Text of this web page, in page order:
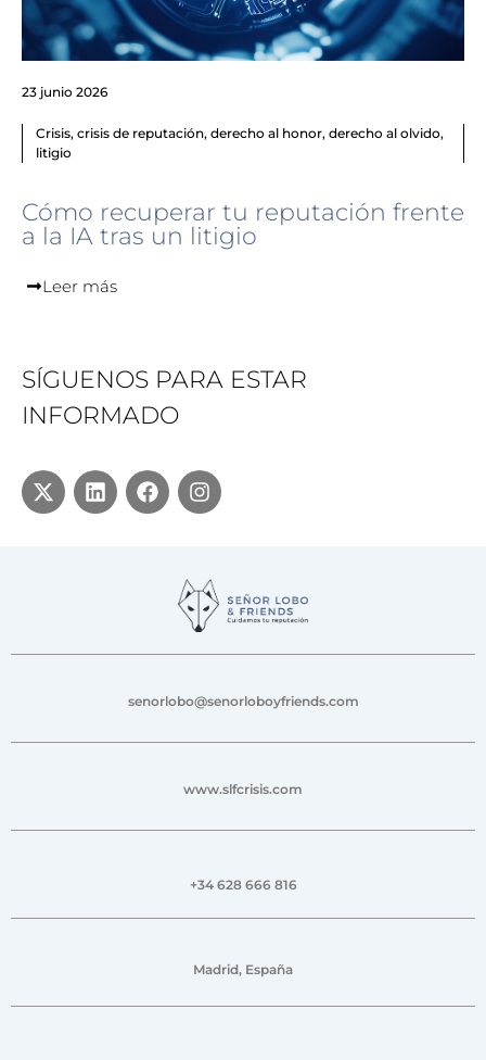
23 junio 2026
Crisis, crisis de reputación, derecho al honor, derecho al olvido,
litigio
Cómo recuperar tu reputación frente
a la IA tras un litigio
Leer más
SÍGUENOS PARA ESTAR
INFORMADO
senorlobo@senorloboyfriends.com
www.slfcrisis.com
+34 628 666 816
Madrid, España